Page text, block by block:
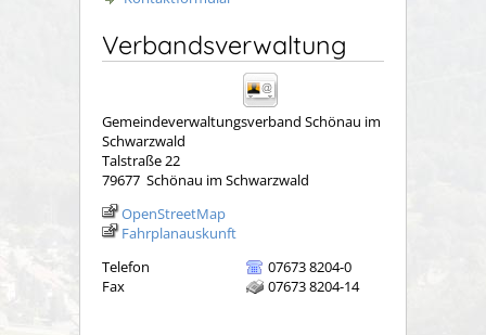
Verbandsverwaltung
Gemeindeverwaltungsverband Schönau im
Schwarzwald
Talstraße 22
79677 Schönau im Schwarzwald
OpenStreetMap
Fahrplanauskunft
Telefon
07673 8204-0
Fax
07673 8204-14